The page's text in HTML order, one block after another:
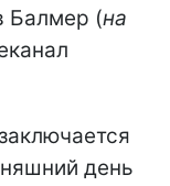
Балмер (на
день